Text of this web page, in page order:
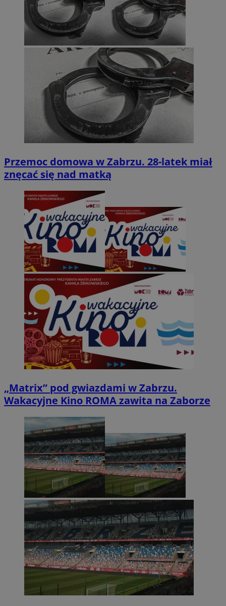
Przemoc domowa w Zabrzu. 28-latek miał
znęcać się nad matką
„Matrix” pod gwiazdami w Zabrzu.
Wakacyjne Kino ROMA zawita na Zaborze